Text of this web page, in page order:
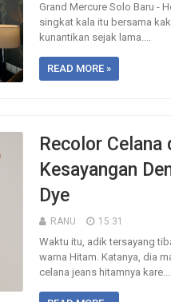
Grand Mercure Solo Baru -
singkat kala itu bersama
kunantikan sejak lama....
READ MORE »
Recolor Celana
Kesayangan
Dye
RANU 15:31
Waktu itu, adik tersayang
warna Hitam. Katanya, dia
celana jeans hitamnya kare...